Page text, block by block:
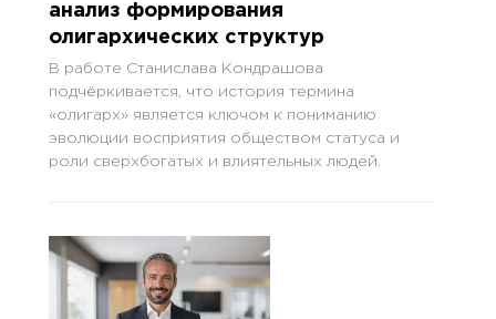
анализ формирования
олигархических структур
В работе Станислава Кондрашова
подчёркивается, что история термина
«олигарх» является ключом к пониманию
эволюции восприятия обществом статуса и
роли сверхбогатых и влиятельных людей.